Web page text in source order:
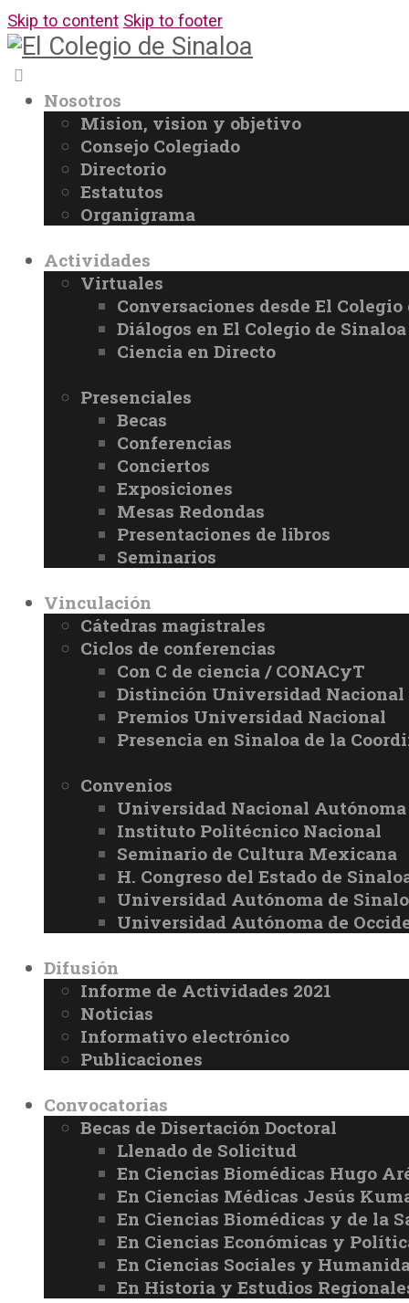
Skip to content Skip to footer
Nosotros
Mision, vision y objetivo
Consejo Colegiado
Directorio
Estatutos
Organigrama
Actividades
Virtuales
Conversaciones desde El
Diálogos en El Colegio de Sinaloa
Ciencia en Directo
Presenciales
Becas
Conferencias
Conciertos
Exposiciones
Mesas Redondas
Presentaciones de libros
Seminarios
Vinculación
Cátedras magistrales
Ciclos de conferencias
Con C de ciencia / CONACyT
Distinción Universidad Nacional
Premios Universidad Nacional
Presencia en Sinaloa de la
Convenios
Universidad Nacional
Instituto Politécnico Nacional
Seminario de Cultura Mexicana
H. Congreso del Estado de
Universidad Autónoma de
Universidad Autónoma de
Difusión
Informe de Actividades 2021
Noticias
Informativo electrónico
Publicaciones
Convocatorias
Becas de Disertación Doctoral
Llenado de Solicitud
En Ciencias Biomédicas Hugo
En Ciencias Médicas Jesús
En Ciencias Biomédicas y de la
En Ciencias Económicas y
En Ciencias Sociales y
En Historia y Estudios